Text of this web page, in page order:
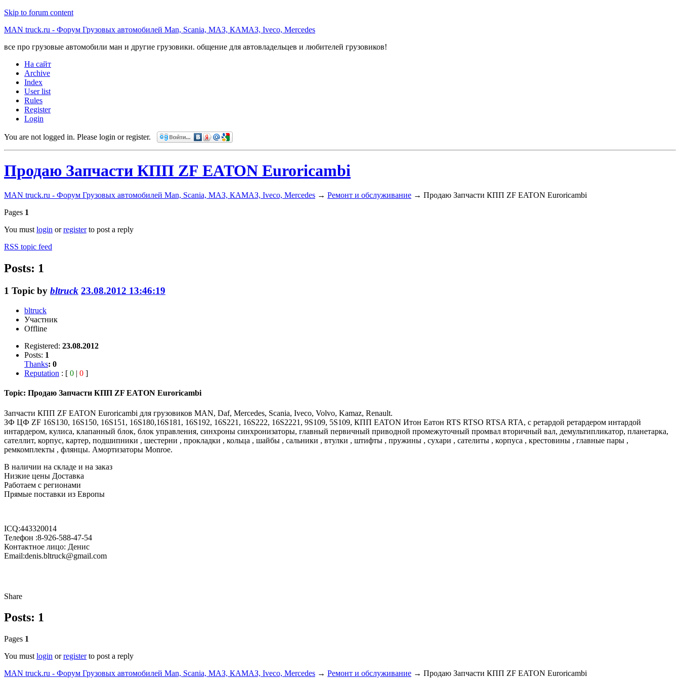
Skip to forum content
MAN truck.ru - Форум Грузовых автомобилей Man, Scania, МАЗ, КАМАЗ, Iveco, Mercedes
все про грузовые автомобили ман и другие грузовики. общение для автовладельцев и любителей грузовиков!
На сайт
Archive
Index
User list
Rules
Register
Login
You are not logged in. Please login or register.
Продаю Запчасти КПП ZF EATON Euroricambi
MAN truck.ru - Форум Грузовых автомобилей Man, Scania, МАЗ, КАМАЗ, Iveco, Mercedes → Ремонт и обслуживание → Продаю Запчасти КПП ZF EATON Euroricambi
Pages 1
You mustlogin orregisterto post a reply
RSS topic feed
Posts: 1
1 Topic by bltruck 23.08.2012 13:46:19
bltruck
Участник
Offline
Registered: 23.08.2012
Posts: 1
Thanks: 0
Reputation : [ 0 | 0 ]
Topic: Продаю Запчасти КПП ZF EATON Euroricambi
Запчасти КПП ZF EATON Euroricambi для грузовиков МAN, Daf, Mercedes, Scania, Iveco, Volvo, Kamaz, Renault.
ЗФ ЦФ ZF 16S130, 16S150, 16S151, 16S180,16S181, 16S192, 16S221, 16S222, 16S2221, 9S109, 5S109, КПП EATON Итон Еатон RTS RTSO RTSA RTA, с ретардой ретардером интардой
интардером, кулиса, клапанный блок, блок управления, синхроны синхронизаторы, главный первичный приводной промежуточный промвал вторичный вал, демультипликатор, планетарка,
сателлит, корпус, картер, подшипники , шестерни , прокладки , кольца , шайбы , сальники , втулки , штифты , пружины , сухари , сателиты , корпуса , крестовины , главные пары ,
ремкомплекты , флянцы. Амортизаторы Monroe.
В наличии на складе и на заказ
Низкие цены Доставка
Работаем с регионами
Прямые поставки из Европы
ICQ:443320014
Телефон :8-926-588-47-54
Контактное лицо: Денис
Email:denis.bltruck@gmail.com
Share
Posts: 1
Pages 1
You must login orregisterto post a reply
MAN truck.ru - Форум Грузовых автомобилей Man, Scania, МАЗ, КАМАЗ, Iveco, Mercedes → Ремонт и обслуживание → Продаю Запчасти КПП ZF EATON Euroricambi